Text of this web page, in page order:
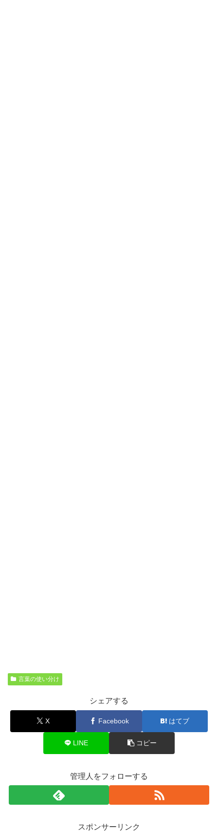
言葉の使い分け
シェアする
X Facebook はてブ
LINE コピー
管理人をフォローする
スポンサーリンク